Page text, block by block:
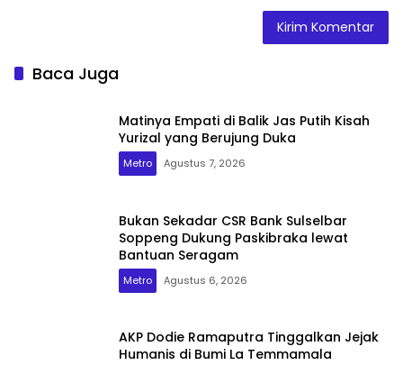
Baca Juga
Matinya Empati di Balik Jas Putih Kisah
Yurizal yang Berujung Duka
Metro Agustus 7, 2026
Bukan Sekadar CSR Bank Sulselbar
Soppeng Dukung Paskibraka lewat
Bantuan Seragam
Metro Agustus 6, 2026
AKP Dodie Ramaputra Tinggalkan Jejak
Humanis di Bumi La Temmamala